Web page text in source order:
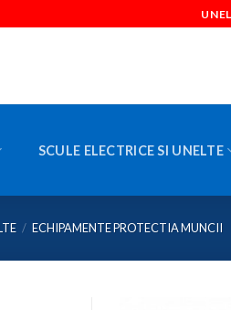
SCULE ELECTRICE SI UNELTE
/ ECHIPAMENTE PROTECTIA MUNCII